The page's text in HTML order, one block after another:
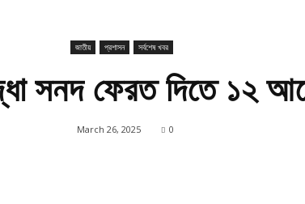
জাতীয় প্রশাসন সর্বশেষ খবর
সনদ ফেরত দিতে ১২
March 26, 2025 0